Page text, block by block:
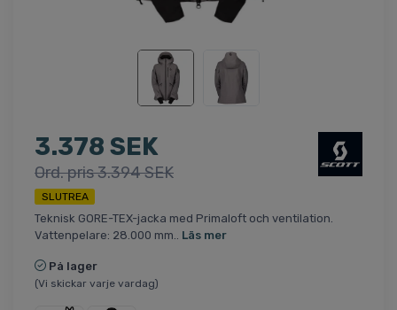
3.378 SEK
Ord. pris 3.394 SEK
SLUTREA
Teknisk GORE-TEX-jacka med Primaloft och ventilation.
Vattenpelare: 28.000 mm.. Läs mer
På lager
(Vi skickar varje vardag)